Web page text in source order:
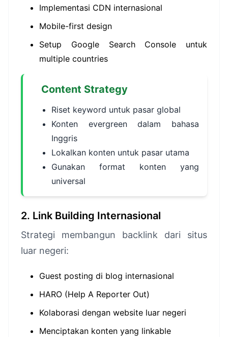
Implementasi CDN internasional
Mobile-first design
Setup Google Search Console untuk
multiple countries
Content Strategy
Riset keyword untuk pasar global
Konten evergreen dalam bahasa
Inggris
Lokalkan konten untuk pasar utama
Gunakan format konten yang
universal
2. Link Building Internasional
Strategi membangun backlink dari situs
luar negeri:
Guest posting di blog internasional
HARO (Help A Reporter Out)
Kolaborasi dengan website luar negeri
Menciptakan konten yang linkable